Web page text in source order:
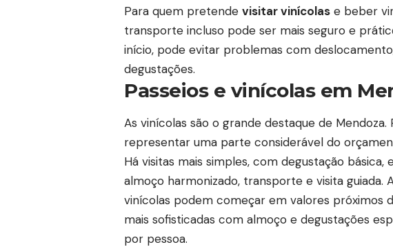
Para quem pretende visitar vinícolas e beber
transporte incluso pode ser mais seguro e
início, pode evitar problemas com
degustações.
Passeios e vinícolas em
As vinícolas são o grande destaque de Mendoza.
representar uma parte considerável do
Há visitas mais simples, com degustação
almoço harmonizado, transporte e visita guiada.
vinícolas podem começar em valores próximos
mais sofisticadas com almoço e degustações
por pessoa.